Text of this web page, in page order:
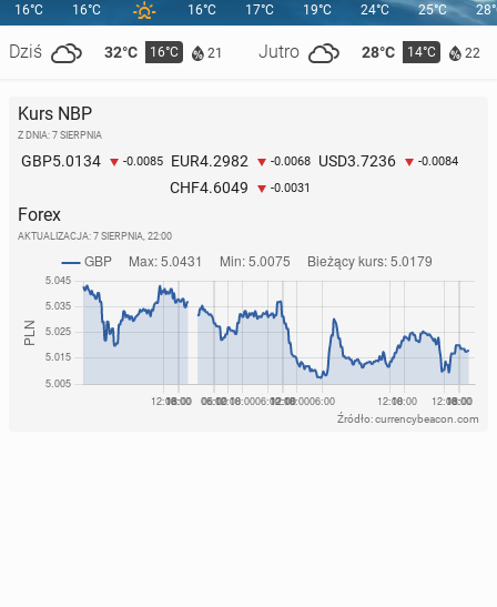
16°C
Dziś 32°C 16°C 21 Jutro 28°C 14°C 22
16°C 16°C 17°C 19°C 24°C 25°C
Kurs NBP
Z DNIA: 7 SIERPNIA
GBP5.0134 -0.0085 EUR4.2982 -0.0068 USD3.7236 -0.0084
CHF4.6049 -0.0031
Forex
AKTUALIZACJA: 7 SIERPNIA, 22:00
Źródło: currencybeacon.com